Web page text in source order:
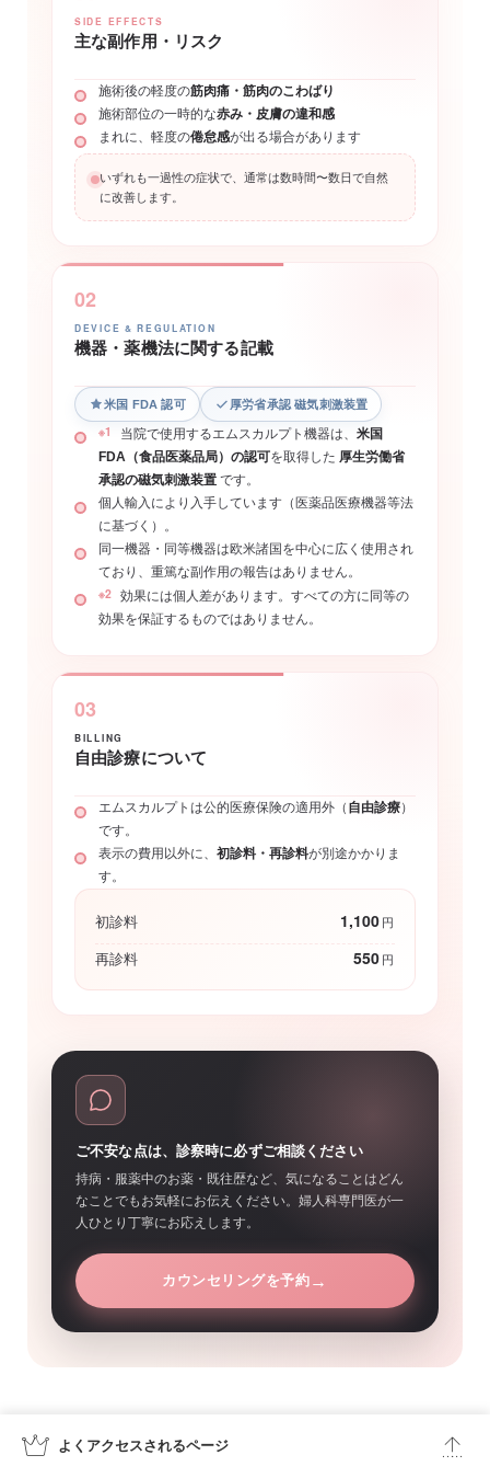
SIDE EFFECTS
主な副作用・リスク
施術後の軽度の筋肉痛・筋肉のこわばり
施術部位の一時的な赤み・皮膚の違和感
まれに、軽度の倦怠感が出る場合があります
いずれも一過性の症状で、通常は数時間〜数日で自然
に改善します。
02
DEVICE & REGULATION
機器・薬機法に関する記載
米国 FDA 認可 厚労省承認 磁気刺激装置
※1 当院で使用するエムスカルプト機器は、 米国
FDA（食品医薬品局）の認可を取得した 厚生労働省
承認の磁気刺激装置 です。
個人輸入により入手しています（医薬品医療機器等法
に基づく）。
同一機器・同等機器は欧米諸国を中心に広く使用され
ており、重篤な副作用の報告はありません。
※2 効果には個人差があります。すべての方に同等の
効果を保証するものではありません。
03
BILLING
自由診療について
エムスカルプトは公的医療保険の適用外（ 自由診療）
です。
表示の費用以外に、 初診料・再診料が別途かかりま
す。
初診料 1,100 円
再診料 550 円
ご不安な点は、診察時に必ずご相談ください
持病・服薬中のお薬・既往歴など、気になることはどん
なことでもお気軽にお伝えください。婦人科専門医が一
人ひとり丁寧にお応えします。
カウンセリングを予約 →
関連メニュー
よくアクセスされるページ